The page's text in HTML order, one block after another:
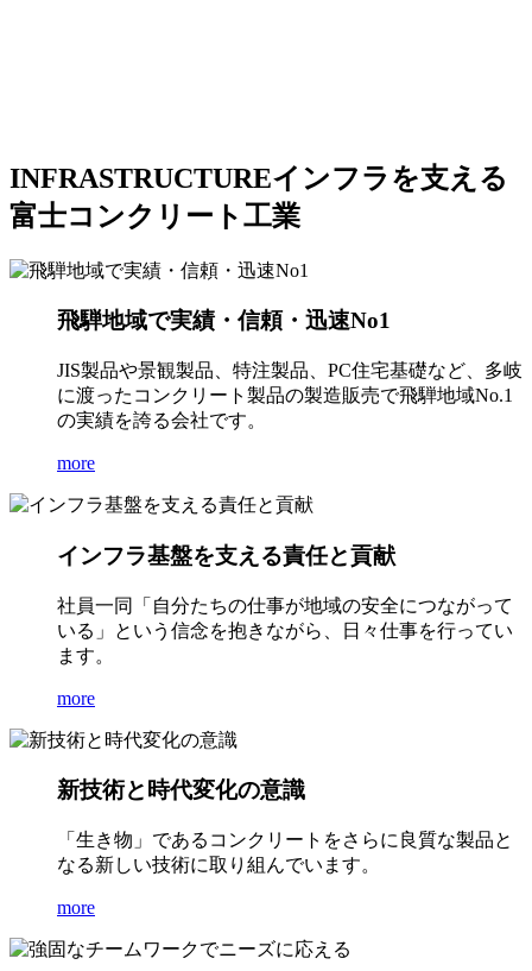
INFRASTRUCTUREインフラを支える
富士コンクリート工業
飛騨地域で実績・信頼・迅速No1
JIS製品や景観製品、特注製品、PC住宅基礎など、多岐
に渡ったコンクリート製品の製造販売で飛騨地域No.1
の実績を誇る会社です。
more
インフラ基盤を支える責任と貢献
社員一同「自分たちの仕事が地域の安全につながって
いる」という信念を抱きながら、日々仕事を行ってい
ます。
more
新技術と時代変化の意識
「生き物」であるコンクリートをさらに良質な製品と
なる新しい技術に取り組んでいます。
more